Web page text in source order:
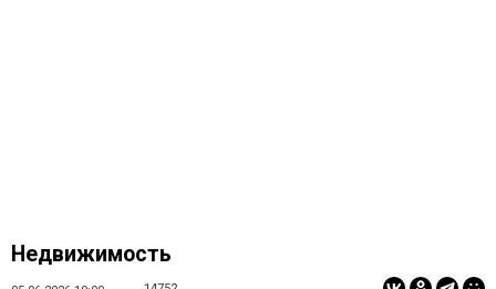
Недвижимость